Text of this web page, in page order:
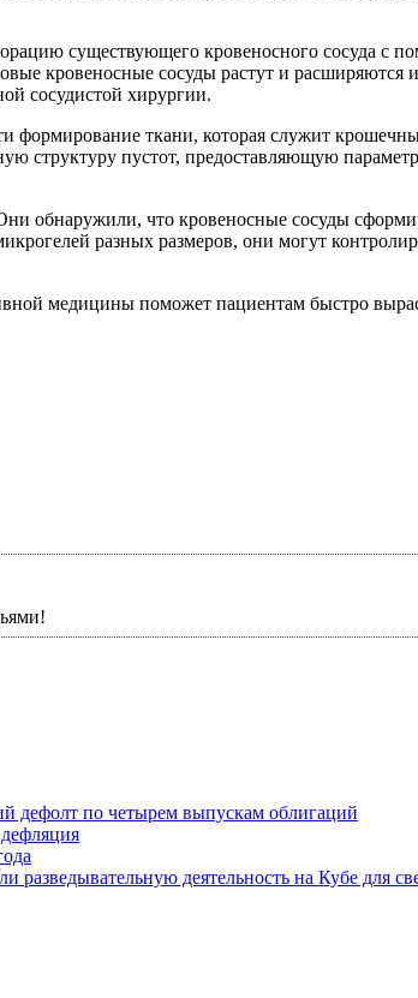
существующего кровеносного сосуда с
кровеносные сосуды растут и
сосудистой хирургии.
формирование ткани, которая служит
структуру пустот, предоставляющую
обнаружили, что кровеносные сосуды
разных размеров, они могут
медицины поможет пациентам быстро
дефолт по четырем выпускам облигаций
разведывательную деятельность на Кубе для